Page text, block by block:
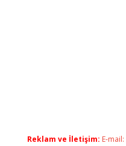
Reklam ve İletişim: E-mail: